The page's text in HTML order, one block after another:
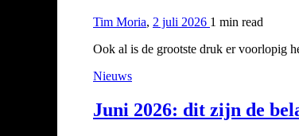
Tim Moria, 2 juli 2026 1 min read
Ook al is de grootste druk er voorlopig
Nieuws
Juni 2026: dit zijn de